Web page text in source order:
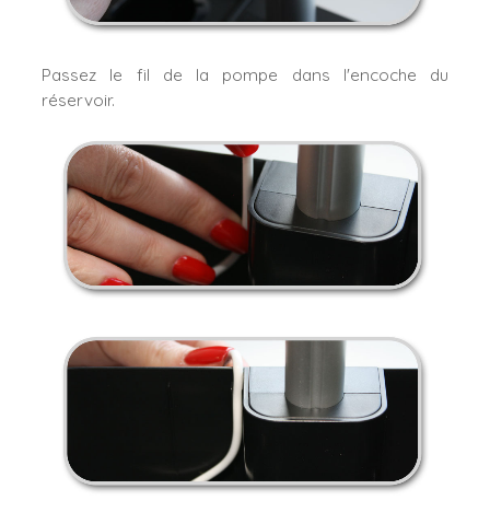
Passez le fil de la pompe dans l'encoche du
réservoir.